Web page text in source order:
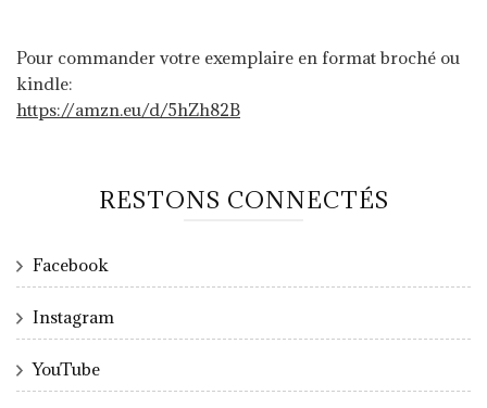
Pour commander votre exemplaire en format broché ou
kindle:
https://amzn.eu/d/5hZh82B
RESTONS CONNECTÉS
Facebook
Instagram
YouTube